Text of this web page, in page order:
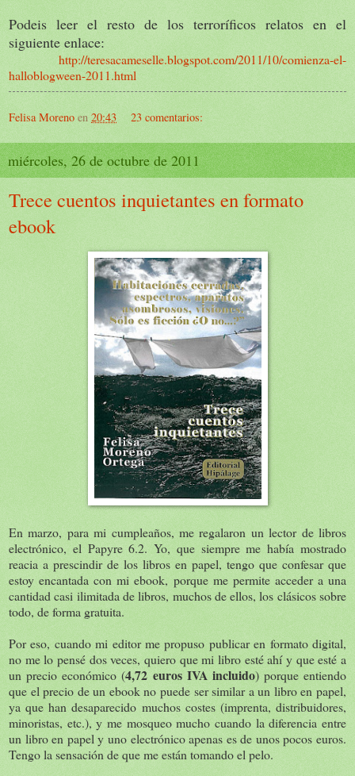
Podeis leer el resto de los terroríficos relatos en el
siguiente enlace:
http://teresacameselle.blogspot.com/2011/10/comienza-el-
halloblogween-2011.html
Felisa Moreno en 20:43 23 comentarios:
miércoles, 26 de octubre de 2011
Trece cuentos inquietantes en formato
ebook
En marzo, para mi cumpleaños, me regalaron un lector de libros
electrónico, el Papyre 6.2. Yo, que siempre me había mostrado
reacia a prescindir de los libros en papel, tengo que confesar que
estoy encantada con mi ebook, porque me permite acceder a una
cantidad casi ilimitada de libros, muchos de ellos, los clásicos sobre
todo, de forma gratuita.
Por eso, cuando mi editor me propuso publicar en formato digital,
no me lo pensé dos veces, quiero que mi libro esté ahí y que esté a
un precio económico (4,72 euros IVA incluido) porque entiendo
que el precio de un ebook no puede ser similar a un libro en papel,
ya que han desaparecido muchos costes (imprenta, distribuidores,
minoristas, etc.), y me mosqueo mucho cuando la diferencia entre
un libro en papel y uno electrónico apenas es de unos pocos euros.
Tengo la sensación de que me están tomando el pelo.